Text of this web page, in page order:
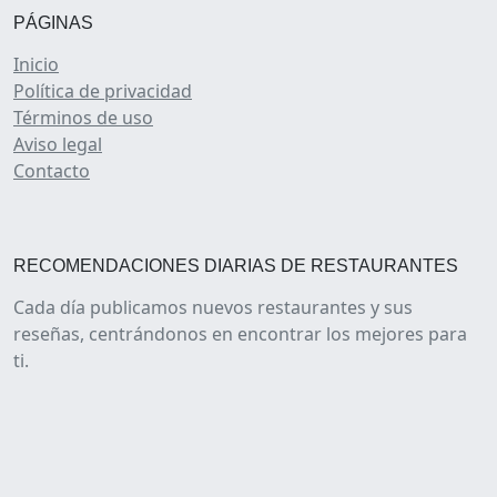
PÁGINAS
Inicio
Política de privacidad
Términos de uso
Aviso legal
Contacto
RECOMENDACIONES DIARIAS DE RESTAURANTES
Cada día publicamos nuevos restaurantes y sus
reseñas, centrándonos en encontrar los mejores para
ti.